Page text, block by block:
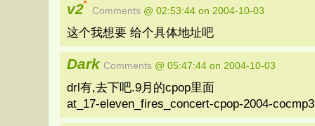
v2 Comments @ 02:53:44 on 2004-10-03
这个我想要 给个具体地址吧
Dark Comments @ 05:47:44 on 2004-10-03
drl有,去下吧.9月的cpop里面
at_17-eleven_fires_concert-cpop-2004-cocmp3